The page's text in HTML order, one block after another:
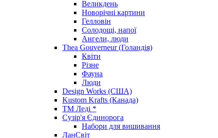
Великдень
Новорічні картини
Гелловін
Солодощі, напої
Ангели, люди
Thea Gouverneur (Голандія)
Квіти
Різне
Фауна
Люди
Design Works (США)
Kustom Krafts (Канада)
ТМ Леді *
Сузір'я Єдинорога
Набори для вишивання
ЛанСвіт